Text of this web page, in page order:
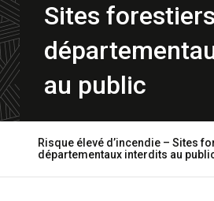
Sites forestiers
au public
Risque élevé d’incendie – Sites
départementaux interdits auOuvrir
le
fil